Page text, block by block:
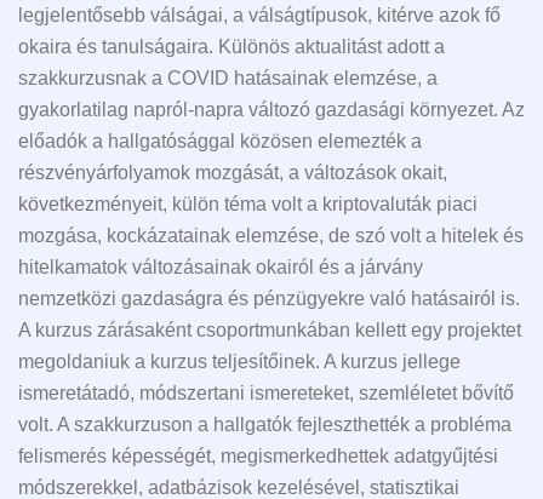
legjelentősebb válságai, a válságtípusok, kitérve azok fő
okaira és tanulságaira. Különös aktualitást adott a
szakkurzusnak a COVID hatásainak elemzése, a
gyakorlatilag napról-napra változó gazdasági környezet. Az
előadók a hallgatósággal közösen elemezték a
részvényárfolyamok mozgását, a változások okait,
következményeit, külön téma volt a kriptovaluták piaci
mozgása, kockázatainak elemzése, de szó volt a hitelek és
hitelkamatok változásainak okairól és a járvány
nemzetközi gazdaságra és pénzügyekre való hatásairól is.
A kurzus zárásaként csoportmunkában kellett egy projektet
megoldaniuk a kurzus teljesítőinek. A kurzus jellege
ismeretátadó, módszertani ismereteket, szemléletet bővítő
volt. A szakkurzuson a hallgatók fejleszthették a probléma
felismerés képességét, megismerkedhettek adatgyűjtési
módszerekkel, adatbázisok kezelésével, statisztikai